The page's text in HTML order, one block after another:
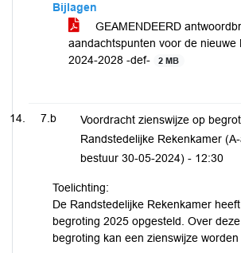
Bijlagen
GEAMENDEERD
aandachtspunten voor de nieuwe
2024-2028 -def-
2 MB
7.b
Voordracht zienswijze op
Randstedelijke Rekenkamer
bestuur 30-05-2024) - 12:30
Toelichting:
De Randstedelijke Rekenkamer
begroting 2025 opgesteld. Over
begroting kan een zienswijze worden